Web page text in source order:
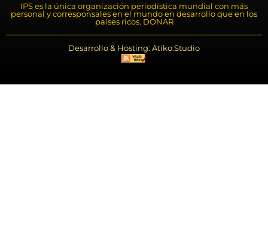
IPS es la única organización periodística mundial con más
personal y corresponsales en el mundo en desarrollo que en los
países ricos. DONAR
Desarrollo & Hosting: Atiko.Studio